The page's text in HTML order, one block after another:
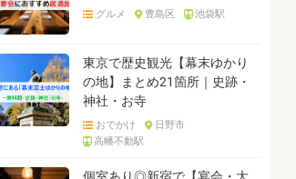
グルメ 豊島区 池袋駅
東京で歴史観光【幕末ゆかり
の地】まとめ21箇所｜史跡・
神社・お寺
おでかけ
日野市
高幡不動駅